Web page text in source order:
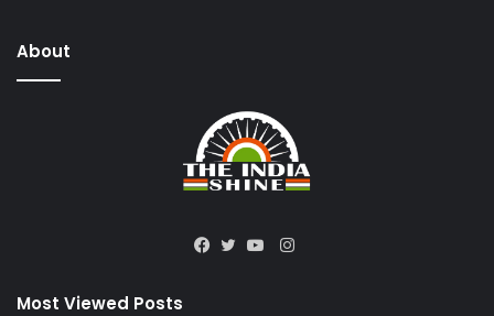
About
Instagram
Most Viewed Posts